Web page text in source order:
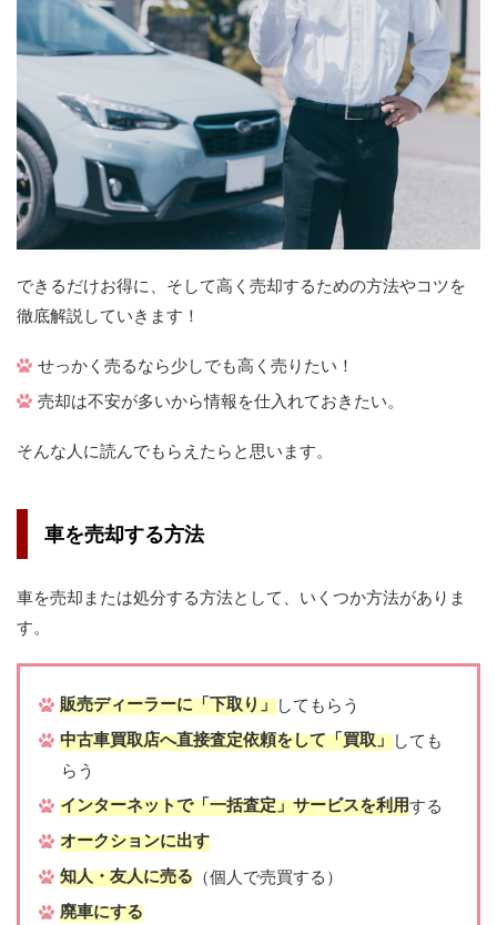
できるだけお得に、そして高く売却するための方法やコツを
徹底解説していきます！
せっかく売るなら少しでも高く売りたい！
売却は不安が多いから情報を仕入れておきたい。
そんな人に読んでもらえたらと思います。
車を売却する方法
車を売却または処分する方法として、いくつか方法がありま
す。
販売ディーラーに「下取り」​してもらう
中古車買取店へ直接査定依頼をして「買取」​しても
らう
インターネットで「一括査定」サービスを利用する
オークションに出す
知人・友人に売る （個人で売買する）
廃車にする